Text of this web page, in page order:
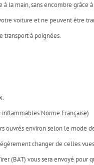
la main, sans encombre grâce à
voiture et ne peuvent être
transport à poignées.
Norme Française)
ouvrés environ selon le mode
changer de celles
(BAT) vous sera envoyé